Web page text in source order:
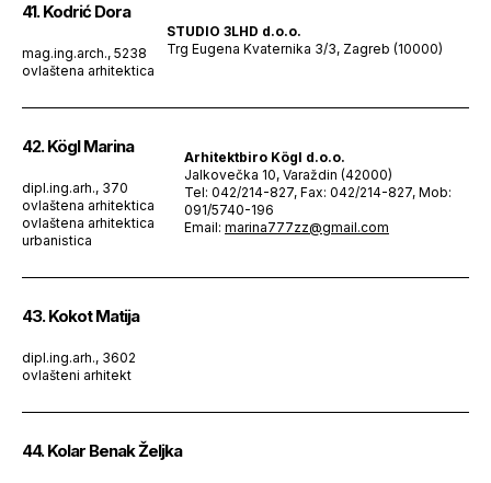
41. Kodrić Dora
mag.ing.arch., 5238
ovlaštena arhitektica
STUDIO 3LHD d.o.o.
Trg Eugena Kvaternika 3/3, Zagreb (10000)
42. Kögl Marina
dipl.ing.arh., 370
ovlaštena arhitektica
ovlaštena arhitektica
urbanistica
Arhitektbiro Kögl d.o.o.
Jalkovečka 10, Varaždin (42000)
Tel: 042/214-827, Fax: 042/214-827, Mob:
091/5740-196
Email: marina777zz@gmail.com
43. Kokot Matija
dipl.ing.arh., 3602
ovlašteni arhitekt
44. Kolar Benak Željka